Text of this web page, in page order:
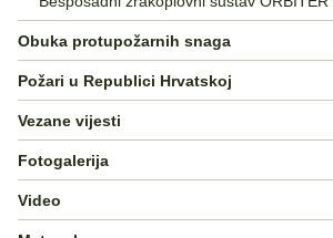
Obuka protupožarnih snaga
Požari u Republici Hrvatskoj
Vezane vijesti
Fotogalerija
Video